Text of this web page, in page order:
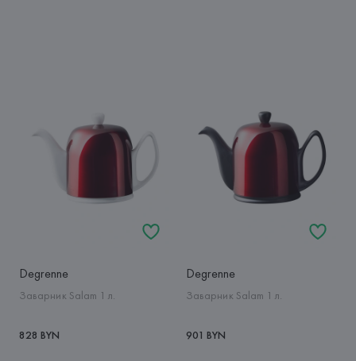
Degrenne
Заварник Salam 1 л.
828 BYN
Degrenne
Заварник Salam 1 л.
901 BYN